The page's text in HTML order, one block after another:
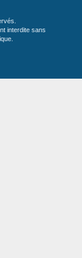
interdite sans